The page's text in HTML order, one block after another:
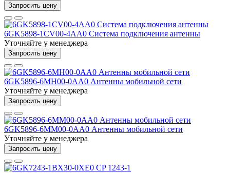
Запросить цену
6GK5898-1CV00-4AA0 Система подключения антенны
Уточняйте у менеджера
Запросить цену
6GK5896-6MH00-0AA0 Антенны мобильной сети
Уточняйте у менеджера
Запросить цену
6GK5896-6MM00-0AA0 Антенны мобильной сети
Уточняйте у менеджера
Запросить цену